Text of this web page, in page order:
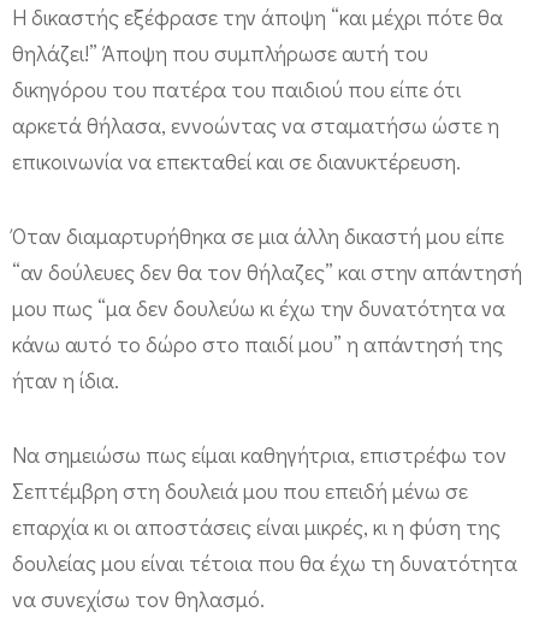
ν
ό
η
σ
ε
τ
τ
ο
α
ι
δ
ί
μ
Η δικαστής εξέφρασε την άποψη “και μέχρι πότε θα
θηλάζει!” Άποψη που συμπλήρωσε αυτή του
δικηγόρου του πατέρα του παιδιού που είπε ότι
αρκετά θήλασα, εννοώντας να σταματήσω ώστε η
επικοινωνία να επεκταθεί και σε διανυκτέρευση.
Όταν διαμαρτυρήθηκα σε μια άλλη δικαστή μου είπε
“αν δούλευες δεν θα τον θήλαζες” και στην απάντησή
μου πως “μα δεν δουλεύω κι έχω την δυνατότητα να
κάνω αυτό το δώρο στο παιδί μου” η απάντησή της
ήταν η ίδια.
Να σημειώσω πως είμαι καθηγήτρια, επιστρέφω τον
Σεπτέμβρη στη δουλειά μου που επειδή μένω σε
επαρχία κι οι αποστάσεις είναι μικρές, κι η φύση της
δουλείας μου είναι τέτοια που θα έχω τη δυνατότητα
να συνεχίσω τον θηλασμό.